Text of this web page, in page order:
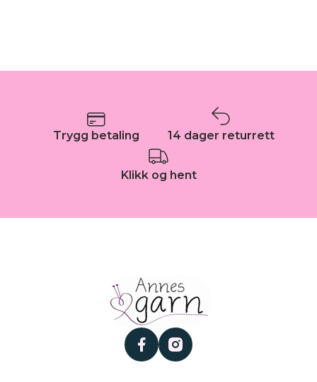
Trygg betaling 14 dager returrett
Klikk og hent
facebookinstagram